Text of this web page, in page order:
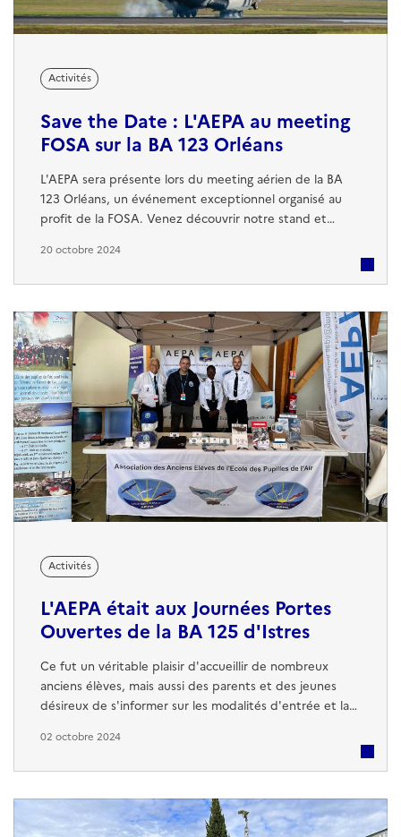
Activités
Save the Date : L'AEPA au meeting
FOSA sur la BA 123 Orléans
L'AEPA sera présente lors du meeting aérien de la BA
123 Orléans, un événement exceptionnel organisé au
profit de la FOSA. Venez découvrir notre stand et
de l'Espace (EPAE), son histoire, ses missions, et le rôle
moment fort en émotions...
20 octobre 2024
Activités
L'AEPA était aux Journées Portes
Ouvertes de la BA 125 d'Istres
Ce fut un véritable plaisir d'accueillir de nombreux
anciens élèves, mais aussi des parents et des jeunes
désireux de s'informer sur les modalités d'entrée et la
La réputation d’excellence de l'EPAE n'est plus à faire
tient à ...
02 octobre 2024